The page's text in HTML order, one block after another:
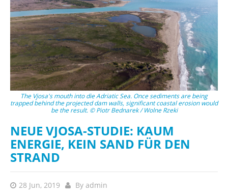
The Vjosa's mouth into die Adriatic Sea. Once sediments are being
trapped behind the projected dam walls, significant coastal erosion would
be the result. © Piotr Bednarek / Wolne Rzeki
NEUE VJOSA-STUDIE: KAUM
ENERGIE, KEIN SAND FÜR DEN
STRAND
28 Jun, 2019 By admin